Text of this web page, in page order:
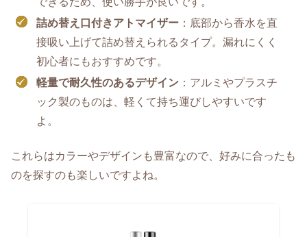
詰め替え口付きアトマイザー ：底部から香水を直
接吸い上げて詰め替えられるタイプ。漏れにくく
初心者にもおすすめです。
軽量で耐久性のあるデザイン ：アルミやプラスチ
ック製のものは、軽くて持ち運びしやすいです
よ。
これらはカラーやデザインも豊富なので、好みに合ったも
のを探すのも楽しいですよね。